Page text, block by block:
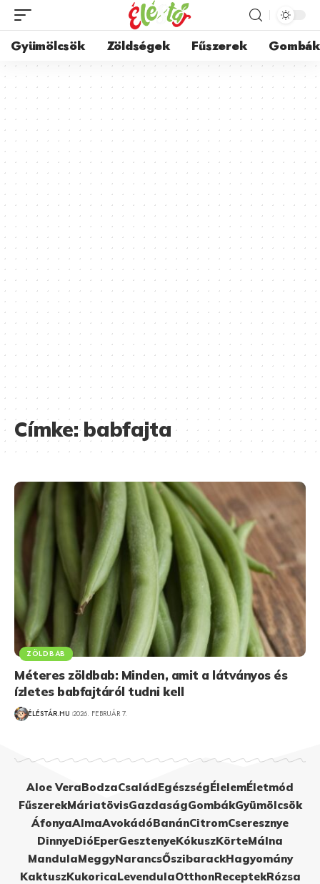
Gyümölcsök Zöldségek Fűszerek Gombák
Címke:babfajta
ZÖLDBAB
Méteres zöldbab: Minden, amit a látványos és
ízletes babfajtáról tudni kell
ÉLÉSTÁR.HU 2026. FEBRUÁR 7.
Aloe VeraBodzaCsaládEgészségÉlelemÉletmód
FűszerekMáriatövisGazdaságGombákGyümölcsök
ÁfonyaAlmaAvokádóBanánCitromCseresznye
DinnyeDióEperGesztenyeKókuszKörteMálna
MandulaMeggyNarancsŐszibarackHagyomány
KaktuszKukoricaLevendulaOtthonReceptekRózsa